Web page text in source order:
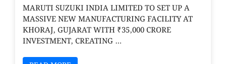
MARUTI SUZUKI INDIA LIMITED TO SET UP A
MASSIVE NEW MANUFACTURING FACILITY AT
KHORAJ, GUJARAT WITH ₹35,000 CRORE
INVESTMENT, CREATING …